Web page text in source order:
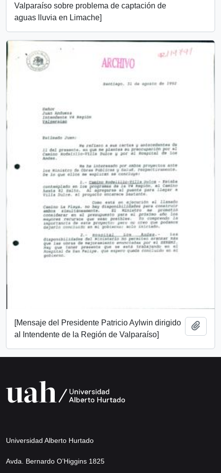
Valparaíso sobre problema de captación de
aguas lluvia en Limache]
[Mensaje del Presidente Patricio Aylwin dirigido
al Intendente de la Región de Valparaíso]
Universidad Alberto Hurtado
Avda. Bernardo O’Higgins 1825